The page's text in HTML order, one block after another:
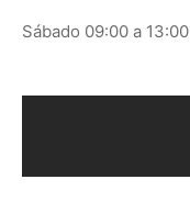
Sábado 09:00 a 13:00